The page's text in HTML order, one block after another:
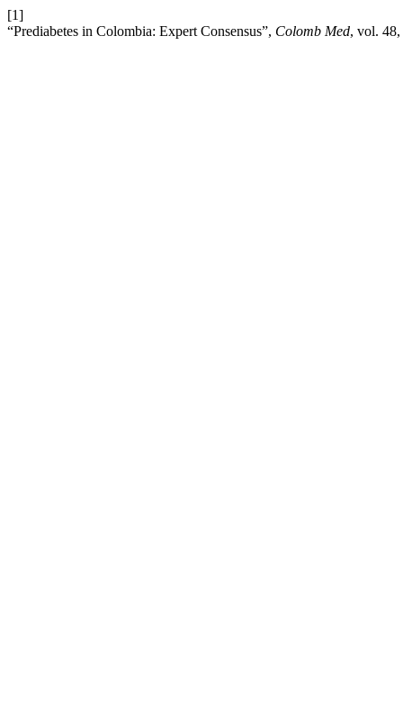
[1]
“Prediabetes in Colombia: Expert Consensus”, Colomb Med, vol.